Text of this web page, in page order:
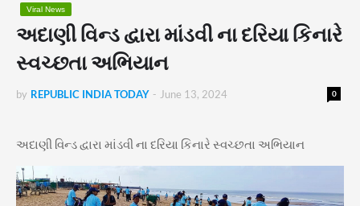
Viral News
અદાણી વિન્ડ દ્વારા માંડવી ના દરિયા કિનારે
સ્વચ્છતા અભિયાન
by REPUBLIC INDIA TODAY 0
- June 13, 2024
અદાણી વિન્ડ દ્વારા માંડવી ના દરિયા કિનારે સ્વચ્છતા અભિયાન